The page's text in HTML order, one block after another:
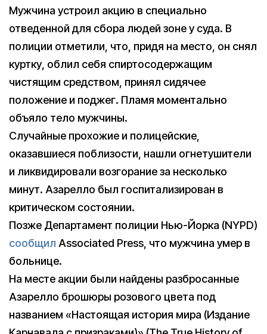
Мужчина устроил акцию в специально
отведенной для сбора людей зоне у суда. В
полиции отметили, что, придя на место, он снял
куртку, облил себя спиртосодержащим
чистящим средством, принял сидячее
положение и поджег. Пламя моментально
объяло тело мужчины.
Случайные прохожие и полицейские,
оказавшиеся поблизости, нашли огнетушители
и ликвидировали возгорание за несколько
минут. Азарелло был госпитализирован в
критическом состоянии.
Позже Департамент полиции Нью-Йорка (NYPD)
сообщил Associated Press, что мужчина умер в
больнице.
На месте акции были найдены разбросанные
Азарелло брошюры розового цвета под
названием «Настоящая история мира (Издание